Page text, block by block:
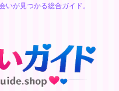
いが見つかる総合ガイド。